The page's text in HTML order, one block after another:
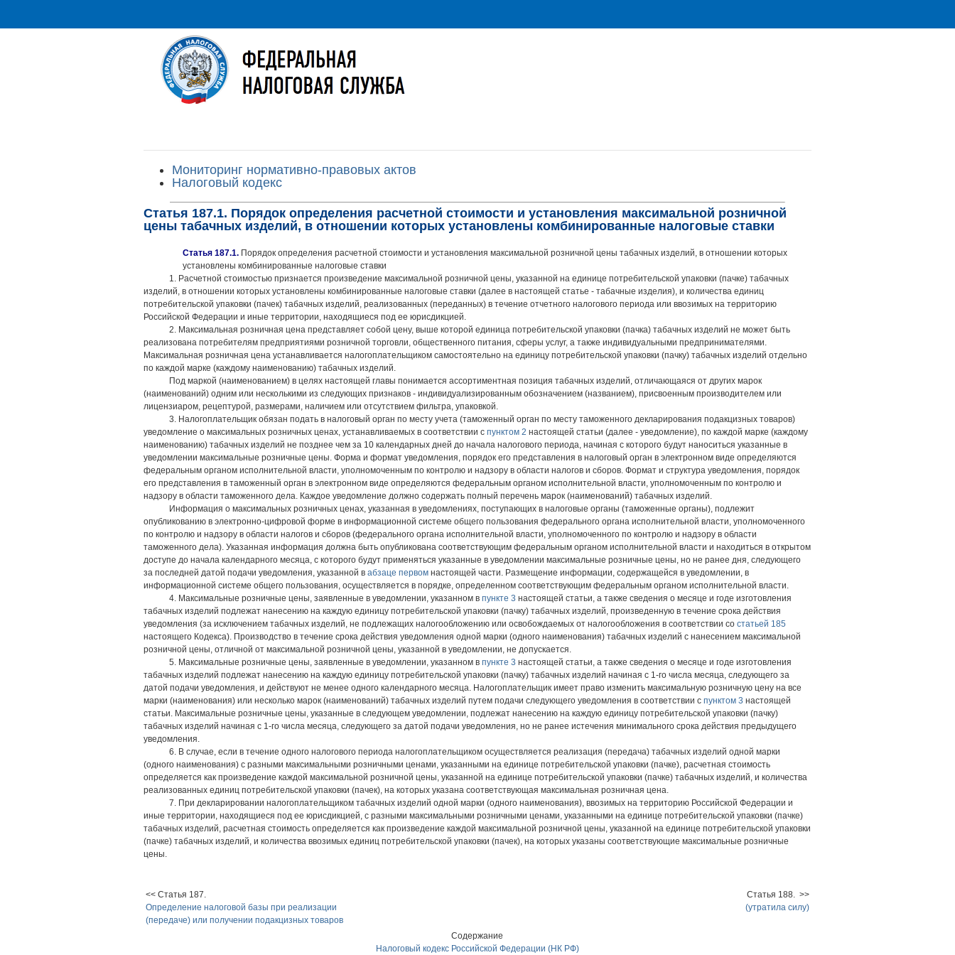
Мониторинг нормативно-правовых актов
Налоговый кодекс
Статья 187.1. Порядок определения расчетной стоимости и установления максимальной розничной
цены табачных изделий, в отношении которых установлены комбинированные налоговые ставки
Статья 187.1. Порядок определения расчетной стоимости и установления максимальной розничной цены табачных изделий, в отношении которых
установлены комбинированные налоговые ставки
1. Расчетной стоимостью признается произведение максимальной розничной цены, указанной на единице потребительской упаковки (пачке) табачных
изделий, в отношении которых установлены комбинированные налоговые ставки (далее в настоящей статье - табачные изделия), и количества единиц
потребительской упаковки (пачек) табачных изделий, реализованных (переданных) в течение отчетного налогового периода или ввозимых на территорию
Российской Федерации и иные территории, находящиеся под ее юрисдикцией.
2. Максимальная розничная цена представляет собой цену, выше которой единица потребительской упаковки (пачка) табачных изделий не может быть
реализована потребителям предприятиями розничной торговли, общественного питания, сферы услуг, а также индивидуальными предпринимателями.
Максимальная розничная цена устанавливается налогоплательщиком самостоятельно на единицу потребительской упаковки (пачку) табачных изделий отдельно
по каждой марке (каждому наименованию) табачных изделий.
Под маркой (наименованием) в целях настоящей главы понимается ассортиментная позиция табачных изделий, отличающаяся от других марок
(наименований) одним или несколькими из следующих признаков - индивидуализированным обозначением (названием), присвоенным производителем или
лицензиаром, рецептурой, размерами, наличием или отсутствием фильтра, упаковкой.
3. Налогоплательщик обязан подать в налоговый орган по месту учета (таможенный орган по месту таможенного декларирования подакцизных товаров)
уведомление о максимальных розничных ценах, устанавливаемых в соответствии с пунктом 2 настоящей статьи (далее - уведомление), по каждой марке (каждому
наименованию) табачных изделий не позднее чем за 10 календарных дней до начала налогового периода, начиная с которого будут наноситься указанные в
уведомлении максимальные розничные цены. Форма и формат уведомления, порядок его представления в налоговый орган в электронном виде определяются
федеральным органом исполнительной власти, уполномоченным по контролю и надзору в области налогов и сборов. Формат и структура уведомления, порядок
его представления в таможенный орган в электронном виде определяются федеральным органом исполнительной власти, уполномоченным по контролю и
надзору в области таможенного дела. Каждое уведомление должно содержать полный перечень марок (наименований) табачных изделий.
Информация о максимальных розничных ценах, указанная в уведомлениях, поступающих в налоговые органы (таможенные органы), подлежит
опубликованию в электронно-цифровой форме в информационной системе общего пользования федерального органа исполнительной власти, уполномоченного
по контролю и надзору в области налогов и сборов (федерального органа исполнительной власти, уполномоченного по контролю и надзору в области
таможенного дела). Указанная информация должна быть опубликована соответствующим федеральным органом исполнительной власти и находиться в открытом
доступе до начала календарного месяца, с которого будут применяться указанные в уведомлении максимальные розничные цены, но не ранее дня, следующего
за последней датой подачи уведомления, указанной в абзаце первом настоящей части. Размещение информации, содержащейся в уведомлении, в
информационной системе общего пользования, осуществляется в порядке, определенном соответствующим федеральным органом исполнительной власти.
4. Максимальные розничные цены, заявленные в уведомлении, указанном в пункте 3 настоящей статьи, а также сведения о месяце и годе изготовления
табачных изделий подлежат нанесению на каждую единицу потребительской упаковки (пачку) табачных изделий, произведенную в течение срока действия
уведомления (за исключением табачных изделий, не подлежащих налогообложению или освобождаемых от налогообложения в соответствии со статьей 185
настоящего Кодекса). Производство в течение срока действия уведомления одной марки (одного наименования) табачных изделий с нанесением максимальной
розничной цены, отличной от максимальной розничной цены, указанной в уведомлении, не допускается.
5. Максимальные розничные цены, заявленные в уведомлении, указанном в пункте 3 настоящей статьи, а также сведения о месяце и годе изготовления
табачных изделий подлежат нанесению на каждую единицу потребительской упаковки (пачку) табачных изделий начиная с 1-го числа месяца, следующего за
датой подачи уведомления, и действуют не менее одного календарного месяца. Налогоплательщик имеет право изменить максимальную розничную цену на все
марки (наименования) или несколько марок (наименований) табачных изделий путем подачи следующего уведомления в соответствии с пунктом 3 настоящей
статьи. Максимальные розничные цены, указанные в следующем уведомлении, подлежат нанесению на каждую единицу потребительской упаковки (пачку)
табачных изделий начиная с 1-го числа месяца, следующего за датой подачи уведомления, но не ранее истечения минимального срока действия предыдущего
уведомления.
6. В случае, если в течение одного налогового периода налогоплательщиком осуществляется реализация (передача) табачных изделий одной марки
(одного наименования) с разными максимальными розничными ценами, указанными на единице потребительской упаковки (пачке), расчетная стоимость
определяется как произведение каждой максимальной розничной цены, указанной на единице потребительской упаковки (пачке) табачных изделий, и количества
реализованных единиц потребительской упаковки (пачек), на которых указана соответствующая максимальная розничная цена.
7. При декларировании налогоплательщиком табачных изделий одной марки (одного наименования), ввозимых на территорию Российской Федерации и
иные территории, находящиеся под ее юрисдикцией, с разными максимальными розничными ценами, указанными на единице потребительской упаковки (пачке)
табачных изделий, расчетная стоимость определяется как произведение каждой максимальной розничной цены, указанной на единице потребительской упаковки
(пачке) табачных изделий, и количества ввозимых единиц потребительской упаковки (пачек), на которых указаны соответствующие максимальные розничные
цены.
<< Статья 187.
Определение налоговой базы при реализации
(передаче) или получении подакцизных товаров
Статья 188. >>
(утратила силу)
Содержание
Налоговый кодекс Российской Федерации (НК РФ)